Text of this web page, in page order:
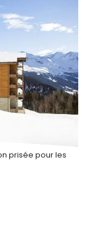
prisée pour les